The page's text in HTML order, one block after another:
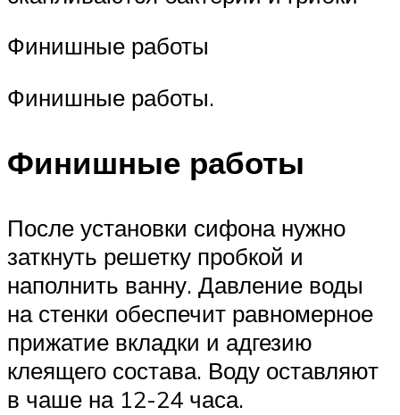
Финишные работы
Финишные работы.
Финишные работы
После установки сифона нужно
заткнуть решетку пробкой и
наполнить ванну. Давление воды
на стенки обеспечит равномерное
прижатие вкладки и адгезию
клеящего состава. Воду оставляют
в чаше на 12-24 часа.